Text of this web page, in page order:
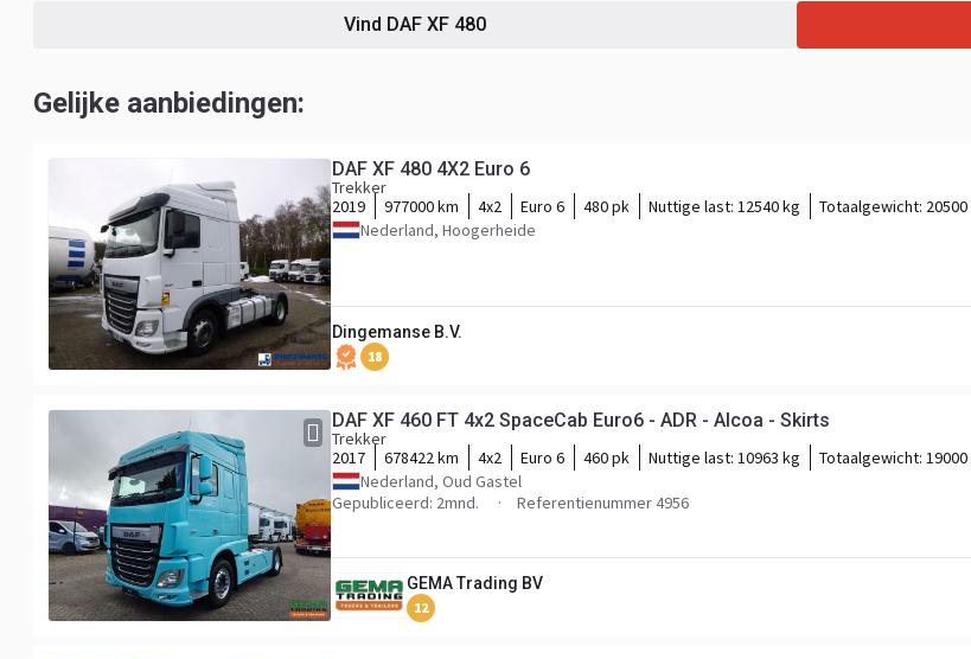
Vind DAF XF 480
Gelijke aanbiedingen:
DAF XF 480 4X2 Euro 6
Trekker
2019
977000 km 4x2 Euro 6 480 pk Nuttige last: 12540 kg Totaalgewicht:
Nederland, Hoogerheide
Dingemanse B.V.
18
DAF XF 460 FT 4x2 SpaceCab Euro6 - ADR - Alcoa - Skirts
Trekker
2017
678422 km 4x2 Euro 6 460 pk Nuttige last: 10963 kg Totaalgewicht:
Nederland, Oud Gastel
Gepubliceerd: 2mnd.
Referentienummer 4956
GEMA Trading BV
12